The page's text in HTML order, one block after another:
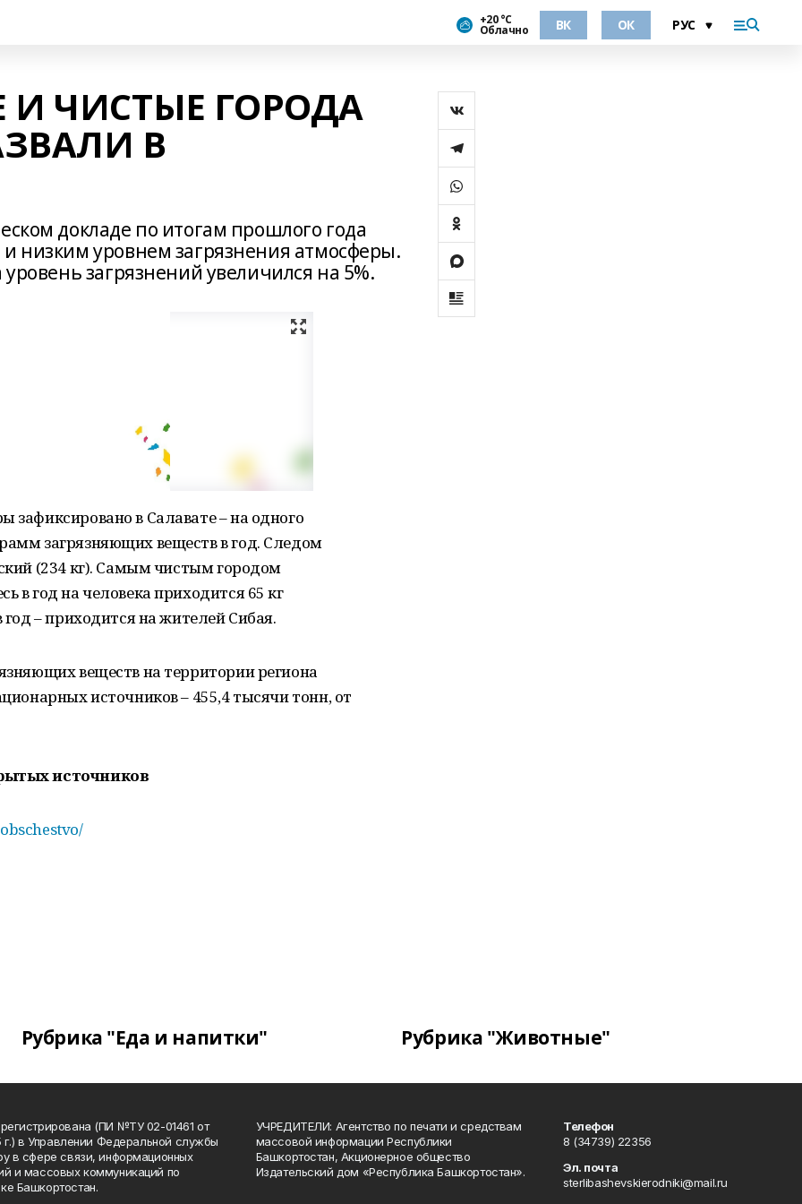
+20 °С
Облачно ВК ОК
ЧИСТЫЕ ГОРОДА
В
докладе по итогам прошлого года
низким уровнем загрязнения атмосферы.
загрязнений увеличился на 5%.
зафиксировано в Салавате – на одного
загрязняющих веществ в год. Следом
(234 кг). Самым чистым городом
в год на человека приходится 65 кг
– приходится на жителей Сибая.
веществ на территории региона
источников – 455,4 тысячи тонн, от
источников
Рубрика "Еда и напитки" Рубрика "Животные"
(ПИ №ТУ 02-01461 от
г.) в Управлении Федеральной службы
в сфере связи, информационных
и массовых коммуникаций по
Башкортостан.
УЧРЕДИТЕЛИ: Агентство по печати и средствам
массовой информации Республики
Башкортостан, Акционерное общество
Издательский дом «Республика Башкортостан».
Телефон
8 (34739) 22356
Эл. почта
sterlibashevskierodniki@mail.ru